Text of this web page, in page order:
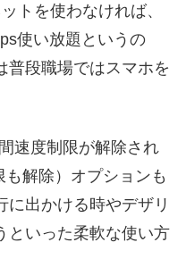
トを使わなければ、
使い放題というの
普段職場ではスマホを
速度制限が解除され
解除）オプションも
に出かける時やデザリ
といった柔軟な使い方